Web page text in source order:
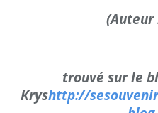
(Auteur
trouvé sur le
Kryshttp://